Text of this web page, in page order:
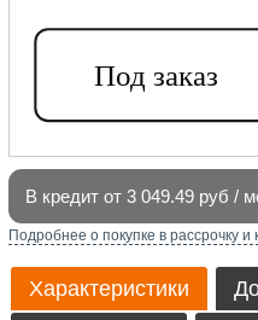
В кредит от 3 049.49 руб /
Подробнее о покупке в рассрочку и
Характеристики